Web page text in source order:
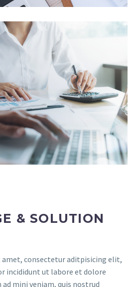
& SOLUTION
consectetur aditpisicing elit,
incididunt ut labore et dolore
mini veniam, quis nostrud